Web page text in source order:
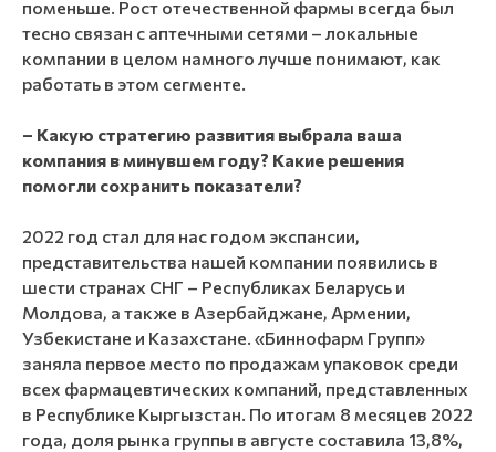
поменьше. Рост отечественной фармы всегда был
тесно связан с аптечными сетями – локальные
компании в целом намного лучше понимают, как
работать в этом сегменте.
– Какую стратегию развития выбрала ваша
компания в минувшем году? Какие решения
помогли сохранить показатели?
2022 год стал для нас годом экспансии,
представительства нашей компании появились в
шести странах СНГ – Республиках Беларусь и
Молдова, а также в Азербайджане, Армении,
Узбекистане и Казахстане. «Биннофарм Групп»
заняла первое место по продажам упаковок среди
всех фармацевтических компаний, представленных
в Республике Кыргызстан. По итогам 8 месяцев 2022
года, доля рынка группы в августе составила 13,8%,